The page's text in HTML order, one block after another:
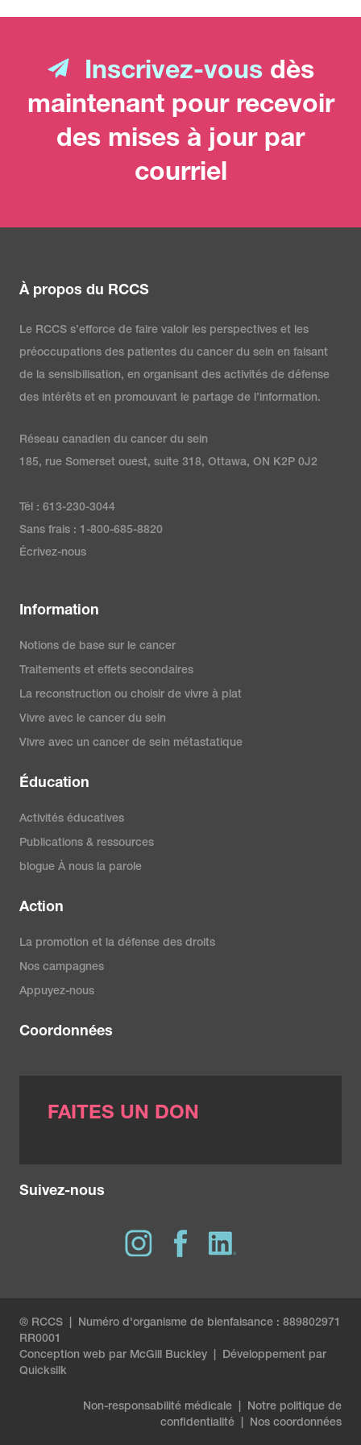
Inscrivez-vous dès
maintenant pour recevoir
des mises à jour par
courriel
À propos du RCCS
Le RCCS s’efforce de faire valoir les perspectives et les
préoccupations des patientes du cancer du sein en faisant
de la sensibilisation, en organisant des activités de défense
des intérêts et en promouvant le partage de l’information.
Réseau canadien du cancer du sein
185, rue Somerset ouest, suite 318, Ottawa, ON K2P 0J2
Tél : 613-230-3044
Sans frais : 1-800-685-8820
Écrivez-nous
Information
Notions de base sur le cancer
Traitements et effets secondaires
La reconstruction ou choisir de vivre à plat
Vivre avec le cancer du sein
Vivre avec un cancer de sein métastatique
Éducation
Activités éducatives
Publications & ressources
blogue À nous la parole
Action
La promotion et la défense des droits
Nos campagnes
Appuyez-nous
Coordonnées
FAITES UN DON
Suivez-nous
® RCCS | Numéro d'organisme de bienfaisance : 889802971
RR0001
Conception web par McGill Buckley
Développement par
Quicksilk
Non-responsabilité médicale
Notre politique de
confidentialité
Nos coordonnées